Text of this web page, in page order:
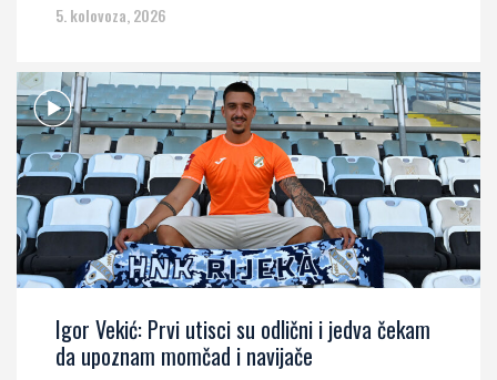
5. kolovoza, 2026
Igor Vekić: Prvi utisci su odlični i jedva čekam
da upoznam momčad i navijače